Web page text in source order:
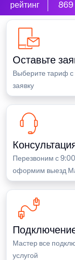
рейтинг 869
Оставьте
Выберите тариф
заявку
Перезвоним с
оформим выезд
Мастер все
услугой